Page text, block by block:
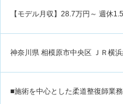
【モデル月収】 28.7万円～ 週休
神奈川県 相模原市中央区 ＪＲ横
■施術を中心とした柔道整復師業務